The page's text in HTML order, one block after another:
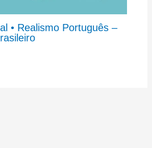
• Realismo Português –